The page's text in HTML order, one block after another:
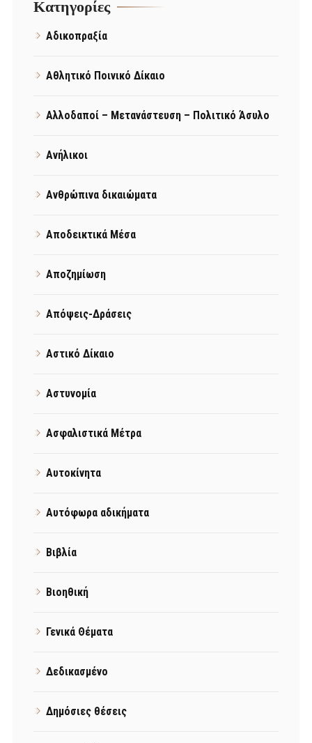
Kατηγορίες
Αδικοπραξία
Αθλητικό Ποινικό Δίκαιο
Αλλοδαποί – Μετανάστευση – Πολιτικό Άσυλο
Ανήλικοι
Ανθρώπινα δικαιώματα
Αποδεικτικά Μέσα
Αποζημίωση
Απόψεις-Δράσεις
Αστικό Δίκαιο
Αστυνομία
Ασφαλιστικά Μέτρα
Αυτοκίνητα
Αυτόφωρα αδικήματα
Βιβλία
Βιοηθική
Γενικά Θέματα
Δεδικασμένο
Δημόσιες θέσεις